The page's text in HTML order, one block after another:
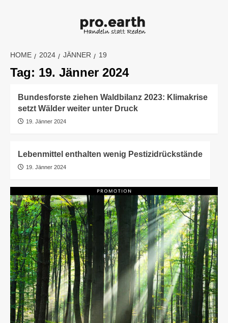
HOME 2024 JÄNNER 19
Tag: 19. Jänner 2024
Bundesforste ziehen Waldbilanz 2023: Klimakrise
setzt Wälder weiter unter Druck
19. Jänner 2024
Lebenmittel enthalten wenig Pestizidrückstände
19. Jänner 2024